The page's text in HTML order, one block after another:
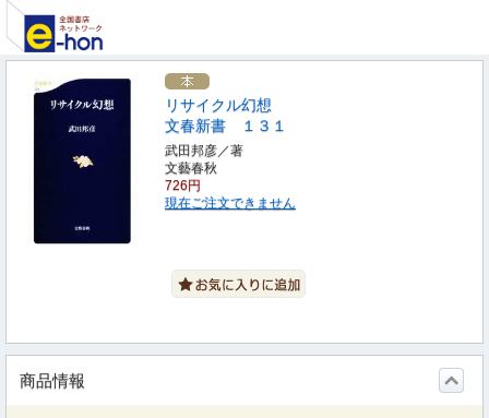
リサイクル幻想
文春新書 １３１
武田邦彦／著
文藝春秋
726円
現在ご注文できません
商品情報